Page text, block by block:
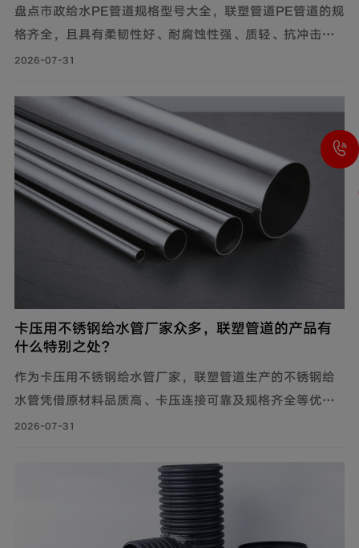
盘点市政给水PE管道规格型号大全，联塑管道PE管道的规
格齐全，且具有柔韧性好、耐腐蚀性强、质轻、抗冲击性
能优良等特点，广泛应用于市政供水系统、建筑给水系统
（dn20-dn110）用于支管及小区给水，大口径（dn125-
dn1600）用于市政主干管。
2026-07-31
卡压用不锈钢给水管厂家众多，联塑管道的产品有
什么特别之处？
作为卡压用不锈钢给水管厂家，联塑管道生产的不锈钢给
水管凭借原材料品质高、卡压连接可靠及规格齐全等优
势，广泛应用于建筑给水、冷却循环水系统、气体输送等
2026-07-31